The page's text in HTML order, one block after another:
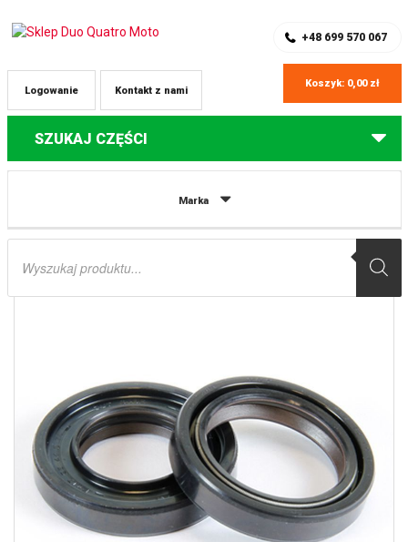
+48 699 570 067
Kontakt z nami
Logowanie
Koszyk: 0,00 zł
SZUKAJ CZĘŚCI
Marka
Wyszukiwarka
Części do quadów Yamaha